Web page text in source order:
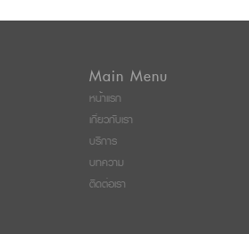
Main Menu
หน้าแรก
เกี่ยวกับเรา
บริการ
บทความ
ติดต่อเรา